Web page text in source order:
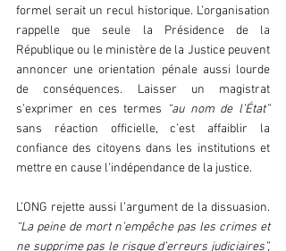
formel serait un recul historique. L’organisation
rappelle que seule la Présidence de la
République ou le ministère de la Justice peuvent
annoncer une orientation pénale aussi lourde
de conséquences. Laisser un magistrat
s’exprimer en ces termes
“au nom de l’État”
sans réaction officielle, c’est affaiblir la
confiance des citoyens dans les institutions et
mettre en cause l’indépendance de la justice.
“La peine de mort n’empêche pas les crimes et